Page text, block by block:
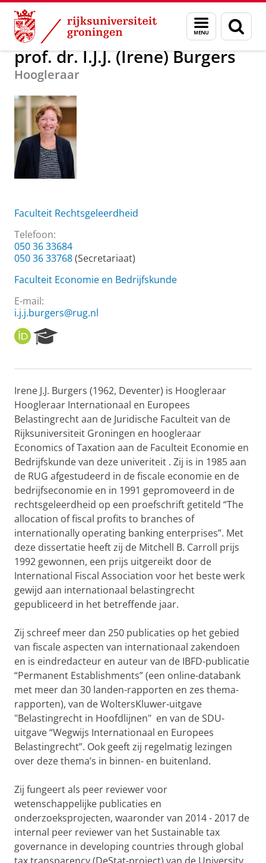
Skip
Content
Skip
Navigation
Menu
en
zoeken
Over ons prof. dr. I.J.J. (Irene) Burgers
prof. dr. I.J.J. (Irene) Burgers
Hoogleraar
Faculteit Rechtsgeleerdheid
Telefoon:
050 36 33684
050 36 33768(Secretariaat)
Faculteit Economie en Bedrijfskunde
E-mail:
i.j.j.burgers@rug.nl
O
R
I
e
r
c
h
P
o
r
t
a
l
Irene J.J. Burgers (1962, Deventer) is Hoogleraar
Hoogleraar Internationaal en Europees
Belastingrecht aan de Juridische Faculteit van de
Rijksuniversiteit Groningen en hoogleraar
Economics of Taxation aan de Faculteit Economie en
Bedrijfskunde van deze univeriteit . Zij is in 1985 aan
de RUG afgestudeerd in de fiscale economie en de
bedrijfseconomie en in 1991 gepromoveerd in de
rechtsgeleerdheid op een proefschrift getiteld “The
allocation of fiscal profits to branches of
internationally operating banking enterprises”. Met
deze dissertatie heeft zij de Mitchell B. Carroll prijs
1992 gewonnen, een prijs uitgereikt door de
International Fiscal Association voor het beste werk
gewijd aan internationaal belastingrecht
gepubliceerd in het betreffende jaar.
Zij schreef meer dan 250 publicaties op het gebied
van fiscale aspecten van internationaal zakendoen
en is eindredacteur en auteur van de IBFD-publicatie
“Permanent Establishments” (een online-databank
met meer dan 30 landen-rapporten en zes thema-
rapporten), van de WoltersKluwer-uitgave
"Belastingrecht in Hoofdlijnen" en van de SDU-
uitgave “Wegwijs Internationaal en Europees
Belastingrecht”. Ook geeft zij regelmatig lezingen
over deze thema’s in binnen- en buitenland.
Zij fungeert als peer reviewer voor
wetenschappelijke publicaties en
onderzoeksprojecten, waaronder van 2014 - 2017 de
internal peer reviewer van het Sustainable tax
governance in developing countries through global